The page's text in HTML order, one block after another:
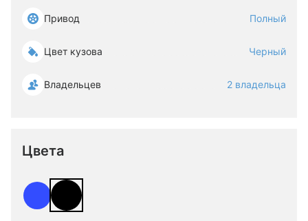
Привод Полный
Цвет кузова Черный
Владельцев 2 владельца
Цвета